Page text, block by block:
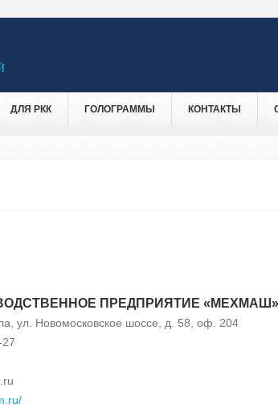
ДЛЯ РКК ГОЛОГРАММЫ КОНТАКТЫ
ПРЕДПРИЯТИЕ
ул. Новомосковское шоссе, д. 58, оф. 204